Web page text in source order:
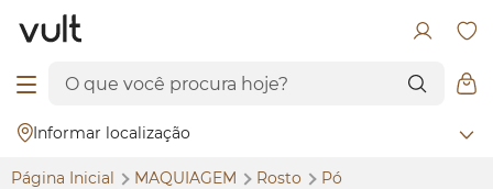
Informar localização
Página Inicial MAQUIAGEM Rosto Pó